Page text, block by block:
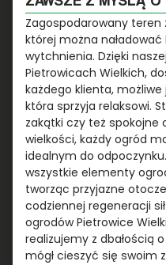
Zagospodarowany teren
której można
wytchnienia. Dzięki
Pietrowicach Wielkich,
każdego klienta,
która sprzyja relaksowi.
zakątki czy też spokojne
wielkości, każdy ogród
idealnym do
wszystkie elementy
tworząc przyjazne
codziennej regeneracji
ogrodów Pietrowice
realizujemy z dbałością
mógł cieszyć się swoim